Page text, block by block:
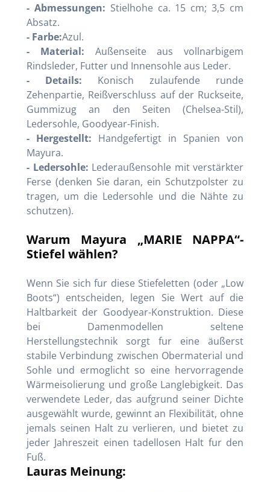
- Abmessungen: Stielhohe ca. 15 cm; 3,5 cm
Absatz.
- Farbe:Azul.
- Material: Außenseite aus vollnarbigem
Rindsleder, Futter und Innensohle aus Leder.
- Details: Konisch zulaufende runde
Zehenpartie, Reißverschluss auf der Ruckseite,
Gummizug an den Seiten (Chelsea-Stil),
Ledersohle, Goodyear-Finish.
- Hergestellt: Handgefertigt in Spanien von
Mayura.
- Ledersohle: Lederaußensohle mit verstärkter
Ferse (denken Sie daran, ein Schutzpolster zu
tragen, um die Ledersohle und die Nähte zu
schutzen).
Warum Mayura „MARIE NAPPA“-
Stiefel wählen?
Wenn Sie sich fur diese Stiefeletten (oder „Low
Boots“) entscheiden, legen Sie Wert auf die
Haltbarkeit der Goodyear-Konstruktion. Diese
bei Damenmodellen seltene
Herstellungstechnik sorgt fur eine äußerst
stabile Verbindung zwischen Obermaterial und
Sohle und ermoglicht so eine hervorragende
Wärmeisolierung und große Langlebigkeit. Das
verwendete Leder, das aufgrund seiner Dichte
ausgewählt wurde, gewinnt an Flexibilität, ohne
jemals seinen Halt zu verlieren, und bietet zu
jeder Jahreszeit einen tadellosen Halt fur den
Fuß.
Lauras Meinung: